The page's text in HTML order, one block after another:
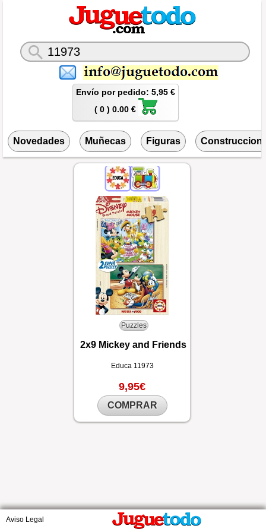
Envío por pedido: 5,95 €
( 0 ) 0.00 €
Novedades Muñecas Figuras
Puzzles
2x9 Mickey and Friends
Educa 11973
9,95€
COMPRAR
Aviso Legal